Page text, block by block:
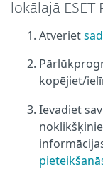
lokālajā ESET
Atveriet
kopējiet/
Ievadiet